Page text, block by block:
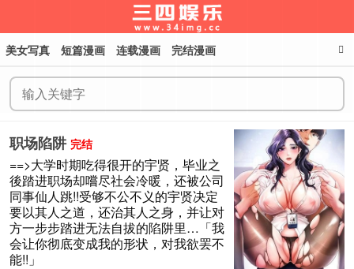
美女写真 短篇漫画 连载漫画 完结漫画
职场陷阱 完结
==>大学时期吃得很开的宇贤，毕业之
後踏进职场却嚐尽社会冷暖，还被公司
同事仙人跳!!受够不公不义的宇贤决定
要以其人之道，还治其人之身，并让对
方一步步踏进无法自拔的陷阱里…「我
会让你彻底变成我的形状，对我欲罢不
能!!」